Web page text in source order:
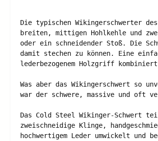
Die typischen Wikingerschwerter
breiten, mittigen Hohlkehle und
oder ein schneidender Stoß. Die
damit stechen zu können. Eine
lederbezogenem Holzgriff
Was aber das Wikingerschwert so
war der schwere, massive und oft
Das Cold Steel Wikinger-Schwert
zweischneidige Klinge,
hochwertigem Leder umwickelt